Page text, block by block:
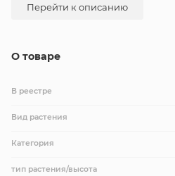
замороженном виде. Сорт
Перейти к описанию
О товаре
В реестре
Вид растения
Категория
тип растения/высота